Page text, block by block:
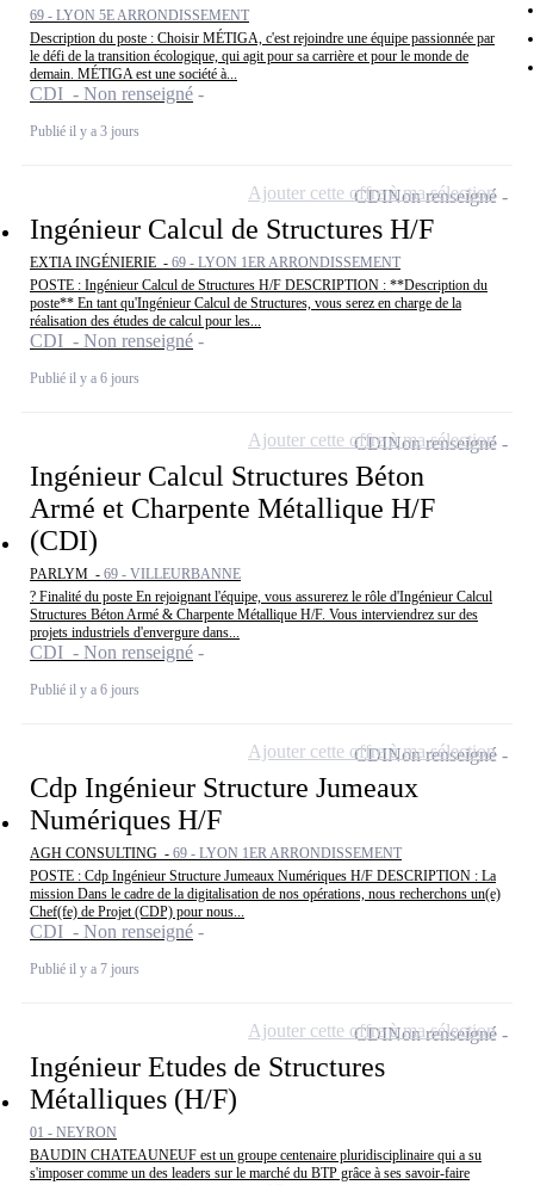
69 - LYON 5E ARRONDISSEMENT
Description du poste : Choisir MÉTIGA, c'est rejoindre une équipe passionnée par
le défi de la transition écologique, qui agit pour sa carrière et pour le monde de
demain. MÉTIGA est une société à...
CDI - Non renseigné
Publié il y a 3 jours
Ingénieur Calcul de Structures H/F
EXTIA INGÉNIERIE - 69 - LYON 1ER ARRONDISSEMENT
POSTE : Ingénieur Calcul de Structures H/F DESCRIPTION : **Description du
poste** En tant qu'Ingénieur Calcul de Structures, vous serez en charge de la
réalisation des études de calcul pour les...
CDI - Non renseigné
Publié il y a 6 jours
CDINon renseigné
Ajouter cette offre à ma sélection
Ingénieur Calcul Structures Béton
Armé et Charpente Métallique H/F
(CDI)
PARLYM - 69 - VILLEURBANNE
? Finalité du poste En rejoignant l'équipe, vous assurerez le rôle d'Ingénieur Calcul
Structures Béton Armé & Charpente Métallique H/F. Vous interviendrez sur des
projets industriels d'envergure dans...
CDI - Non renseigné
Publié il y a 6 jours
CDINon renseigné
Ajouter cette offre à ma sélection
Cdp Ingénieur Structure Jumeaux
Numériques H/F
AGH CONSULTING - 69 - LYON 1ER ARRONDISSEMENT
POSTE : Cdp Ingénieur Structure Jumeaux Numériques H/F DESCRIPTION : La
mission Dans le cadre de la digitalisation de nos opérations, nous recherchons un(e)
Chef(fe) de Projet (CDP) pour nous...
CDI - Non renseigné
Publié il y a 7 jours
CDINon renseigné
Ajouter cette offre à ma sélection
Ingénieur Etudes de Structures
Métalliques (H/F)
01 - NEYRON
BAUDIN CHATEAUNEUF est un groupe centenaire pluridisciplinaire qui a su
s'imposer comme un des leaders sur le marché du BTP grâce à ses savoir-faire
CDINon renseigné
Ajouter cette offre à ma sélection